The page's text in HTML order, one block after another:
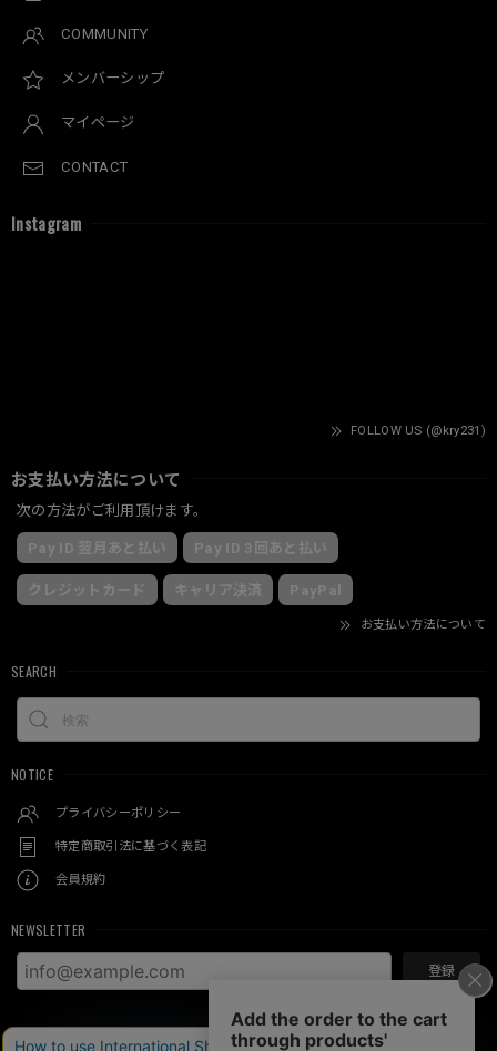
COMMUNITY
メンバーシップ
マイページ
CONTACT
Instagram
FOLLOW US (@kry231)
お支払い方法について
次の方法がご利用頂けます。
Pay ID 翌月あと払い Pay ID 3回あと払い
クレジットカード キャリア決済 PayPal
お支払い方法について
SEARCH
NOTICE
プライバシーポリシー
特定商取引法に基づく表記
会員規約
NEWSLETTER
登録